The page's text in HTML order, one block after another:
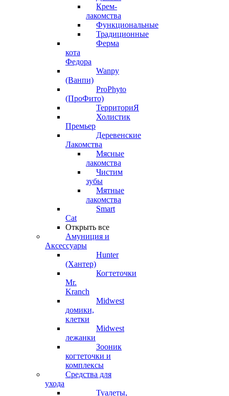
Крем-
лакомства
Функциональные
Традиционные
Ферма
кота
Федора
Wanpy
(Ванпи)
ProPhyto
(ПроФито)
ТерриториЯ
Холистик
Премьер
Деревенские
Лакомства
Мясные
лакомства
Чистим
зубы
Мятные
лакомства
Smart
Cat
Открыть все
Амуниция и
Аксессуары
Hunter
(Хантер)
Когтеточки
Mr.
Kranch
Midwest
домики,
клетки
Midwest
лежанки
Зооник
когтеточки и
комплексы
Средства для
ухода
Туалеты,